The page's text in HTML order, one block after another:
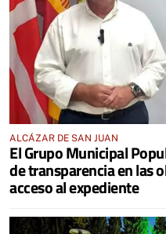
ALCÁZAR DE SAN JUAN
El Grupo Municipal
de transparencia en las
acceso al expediente